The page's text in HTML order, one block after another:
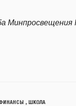
Минпросвещения
, ШКОЛА